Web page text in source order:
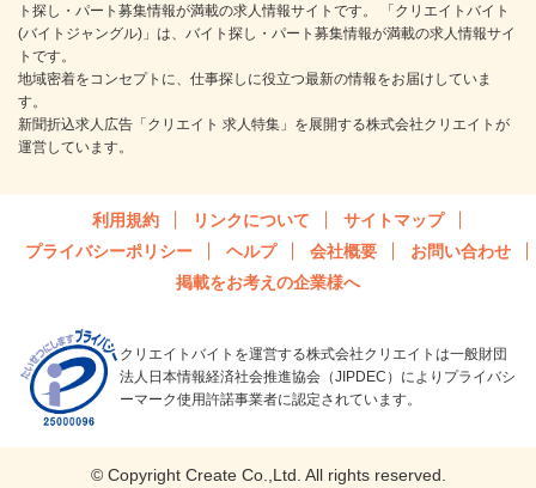
ト探し・パート募集情報が満載の求人情報サイトです。 「クリエイトバイト
(バイトジャングル)」は、バイト探し・パート募集情報が満載の求人情報サイ
トです。
地域密着をコンセプトに、仕事探しに役立つ最新の情報をお届けしていま
す。
新聞折込求人広告「クリエイト 求人特集」を展開する株式会社クリエイトが
運営しています。
利用規約 リンクについて
サイトマップ
プライバシーポリシー
ヘルプ 会社概要
お問い合わせ
掲載をお考えの企業様へ
クリエイトバイトを運営する株式会社クリエイトは一般財団
法人日本情報経済社会推進協会（JIPDEC）によりプライバシ
ーマーク使用許諾事業者に認定されています。
© Copyright Create Co.,Ltd. All rights reserved.